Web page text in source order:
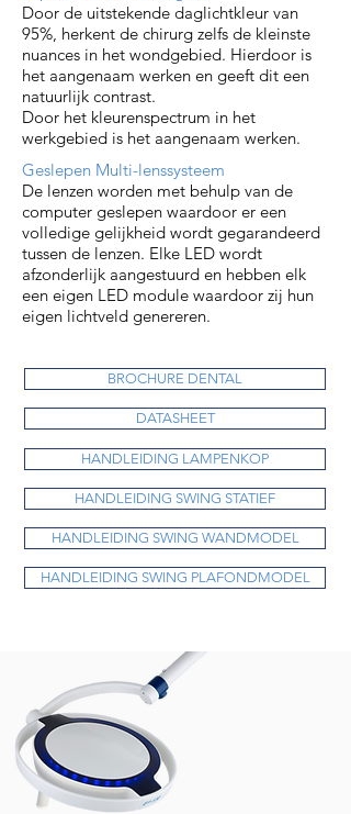
Door de uitstekende daglichtkleur van
95%, herkent de chirurg zelfs de kleinste
nuances in het wondgebied. Hierdoor is
het aangenaam werken en geeft dit een
natuurlijk contrast.
Door het kleurenspectrum in het
werkgebied is het aangenaam werken.
Geslepen Multi-lenssysteem
De lenzen worden met behulp van de
computer geslepen waardoor er een
volledige gelijkheid wordt gegarandeerd
tussen de lenzen. Elke LED wordt
afzonderlijk aangestuurd en hebben elk
een eigen LED module waardoor zij hun
eigen lichtveld genereren.
BROCHURE DENTAL
DATASHEET
HANDLEIDING LAMPENKOP
HANDLEIDING SWING STATIEF
HANDLEIDING SWING WANDMODEL
HANDLEIDING SWING PLAFONDMODEL